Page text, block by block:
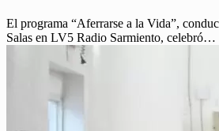
El programa “Aferrarse a la Vida”,
Salas en LV5 Radio Sarmiento, celebró…